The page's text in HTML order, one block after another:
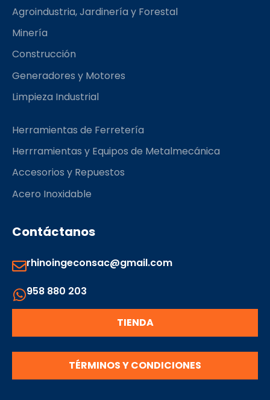
o
k
r
Agroindustria, Jardinería y Forestal
Minería
Construcción
Generadores y Motores
Limpieza Industrial
Herramientas de Ferretería
Herrramientas y Equipos de Metalmecánica
Accesorios y Repuestos
Acero Inoxidable
Contáctanos
rhinoingeconsac@gmail.com
958 880 203
TIENDA
TÉRMINOS Y CONDICIONES